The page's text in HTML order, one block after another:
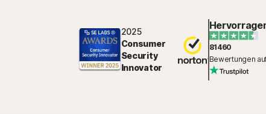
2025
Consumer
Security
Innovator
81460
Bewertungen